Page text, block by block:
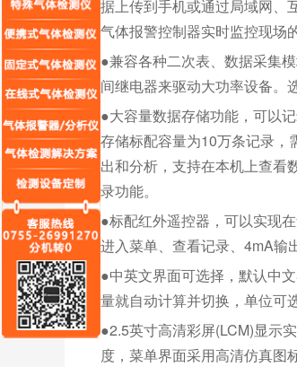
据上传到手机或通过局域网、
气体报警控制器实时监控现场
●兼容各种二次表、数据采集
间继电器来驱动大功率设备。
●大容量数据存储功能，可以
存储标配容量为10万条记录，
出和分析，支持在本机上查看
录功能。
●标配红外遥控器，可以实现
进入菜单、查看记录、4mA输
●中英文界面可选择，默认中
量就自动计算并切换，单位可
●2.5英寸高清彩屏(LCM)显示
度，菜单界面采用高清仿真图